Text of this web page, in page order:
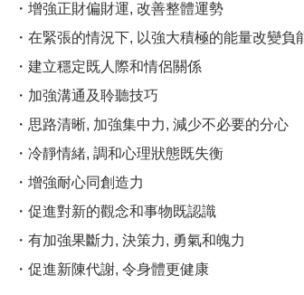
・增強正財偏財運, 改善整體運勢
・在緊張的情況下, 以強大積極的能量改變負
・建立穩定既人際和情侶關係
・加強溝通及聆聽技巧
・思路清晰, 加強集中力, 減少不必要的分心
・冷靜情緒, 調和心理狀態既失衡
・增強耐心同創造力
・促進對新的觀念和事物既認識
・有加強果斷力, 決策力, 勇氣和魄力
・促進新陳代謝, 令身體更健康